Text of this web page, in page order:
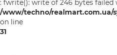
: fwrite(): write of 246 bytes
/www/techno/realmart.com.ua/
on line
31